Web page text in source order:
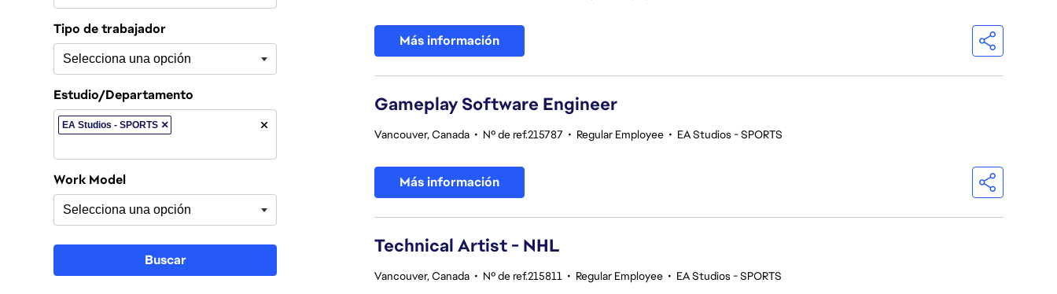
Tipo de trabajador
Estudio/Departamento
×
EA Studios - SPORTS
Work Model
Buscar
Más información
Gameplay Software Engineer
Vancouver, Canada • Nº de ref.215787 • Regular Employee • EA Studios - SPORTS
Más información
Technical Artist - NHL
Vancouver, Canada • Nº de ref.215811 • Regular Employee • EA Studios - SPORTS